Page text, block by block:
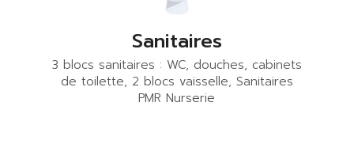
Sanitaires
3 blocs sanitaires : WC, douches, cabinets
de toilette, 2 blocs vaisselle, Sanitaires
PMR Nurserie